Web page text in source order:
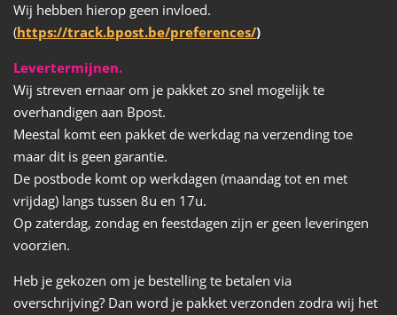
Wij hebben hierop geen invloed.
(https://track.bpost.be/preferences/)
Levertermijnen.
Wij streven ernaar om je pakket zo snel mogelijk te
overhandigen aan Bpost.
Meestal komt een pakket de werkdag na verzending toe
maar dit is geen garantie.
De postbode komt op werkdagen (maandag tot en met
vrijdag) langs tussen 8u en 17u.
Op zaterdag, zondag en feestdagen zijn er geen leveringen
voorzien.
Heb je gekozen om je bestelling te betalen via
overschrijving? Dan word je pakket verzonden zodra wij het